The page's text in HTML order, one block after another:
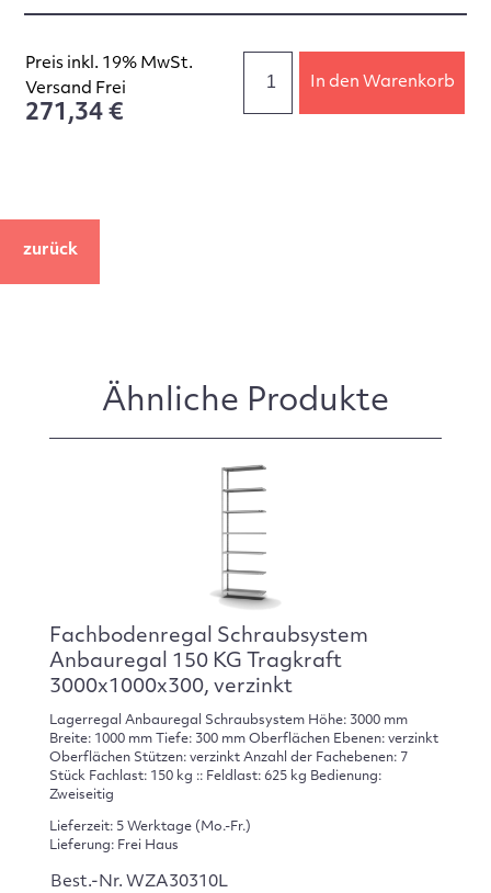
Preis inkl. 19% MwSt.
Versand Frei
271,34 €
In den Warenkorb
zurück
Ähnliche Produkte
Fachbodenregal Schraubsystem
Anbauregal 150 KG Tragkraft
3000x1000x300, verzinkt
Lagerregal Anbauregal Schraubsystem Höhe: 3000 mm
Breite: 1000 mm Tiefe: 300 mm Oberflächen Ebenen: verzinkt
Oberflächen Stützen: verzinkt Anzahl der Fachebenen: 7
Stück Fachlast: 150 kg :: Feldlast: 625 kg Bedienung:
Zweiseitig
Lieferzeit: 5 Werktage (Mo.-Fr.)
Lieferung: Frei Haus
Best.-Nr. WZA30310L